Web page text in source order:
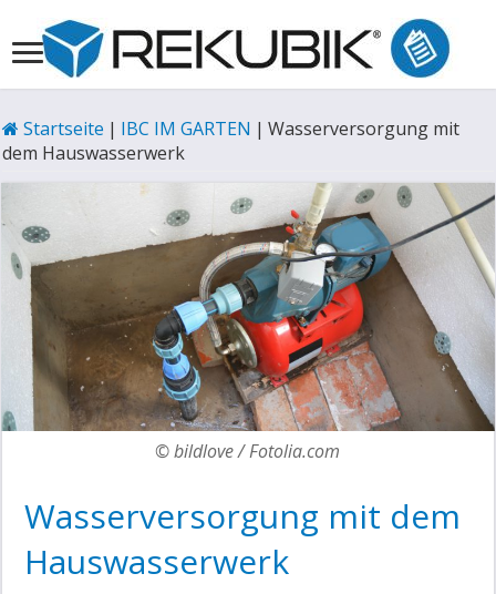
Startseite | IBC IM GARTEN | Wasserversorgung mit
dem Hauswasserwerk
© bildlove / Fotolia.com
Wasserversorgung mit dem
Hauswasserwerk